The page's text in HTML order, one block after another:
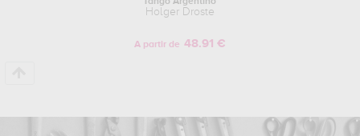
Holger Droste
A partir de 48.91 €